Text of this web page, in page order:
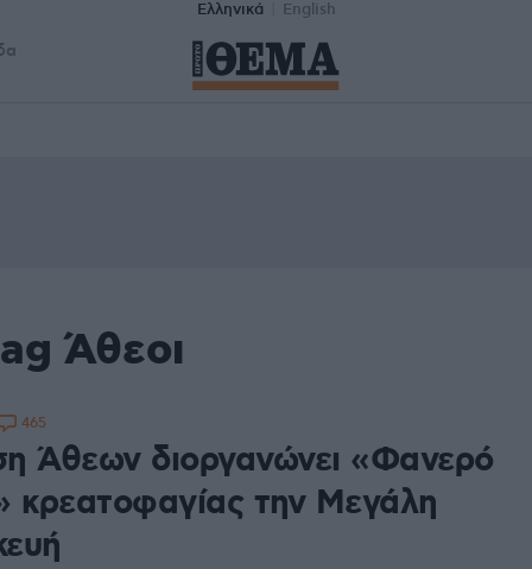
Ελληνικά English
Άθεοι
Άθεων διοργανώνει «Φανερό
κρεατοφαγίας την Μεγάλη
465